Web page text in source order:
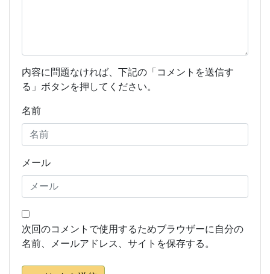
内容に問題なければ、下記の「コメントを送信す
る」ボタンを押してください。
名前
メール
次回のコメントで使用するためブラウザーに自分の
名前、メールアドレス、サイトを保存する。